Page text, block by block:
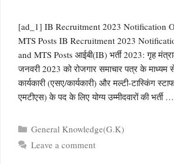
[ad_1] IB Recruitment 2023 Notification
MTS Posts IB Recruitment 2023
and MTS Posts आईबी(IB) भर्ती 2023: गृह
जनवरी 2023 को रोजगार समाचार पत्र के माध्यम
कार्यकारी (एसए/कार्यकारी) और मल्टी-टास्किंग
एमटीएस) के पद के लिए योग्य उम्मीदवारों की भर्ती …
Categories
General Knowledge(G.K)
Leave a comment